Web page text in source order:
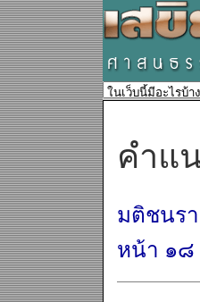
คำแ
มติชนร
หน้า ๑๘